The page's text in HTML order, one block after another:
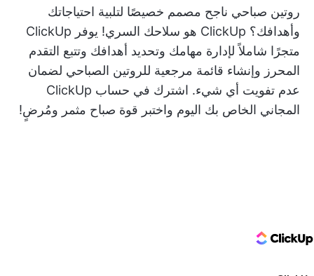
روتين صباحي ناجح مصمم خصيصًا لتلبية احتياجاتك
وأهدافك؟ ClickUp هو سلاحك السري! يوفر ClickUp
متجرًا شاملاً لإدارة مهامك وتحديد أهدافك وتتبع التقدم
المحرز وإنشاء قائمة مرجعية للروتين الصباحي لضمان
عدم تفويت أي شيء.
اشترك في حساب ClickUp
المجاني الخاص بك اليوم واختبر قوة صباح مثمر ومُرضٍ!
ClickUp Logo